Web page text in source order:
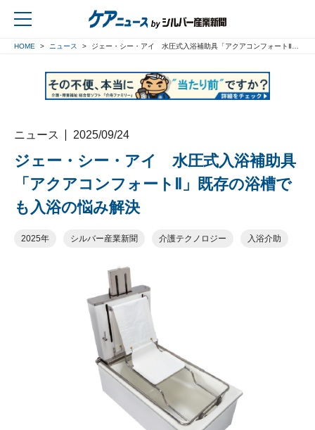
HOME ニュース ジェー・シー・アイ 水圧式入浴補助具「アクアコンフォートⅡ」既存の浴槽でも入浴の悩み解決
ニュース 2025/09/24
ジェー・シー・アイ 水圧式入浴補助具
「アクアコンフォートⅡ」既存の浴槽で
も入浴の悩み解決
2025年 シルバー産業新聞 介護テクノロジー 入浴介助